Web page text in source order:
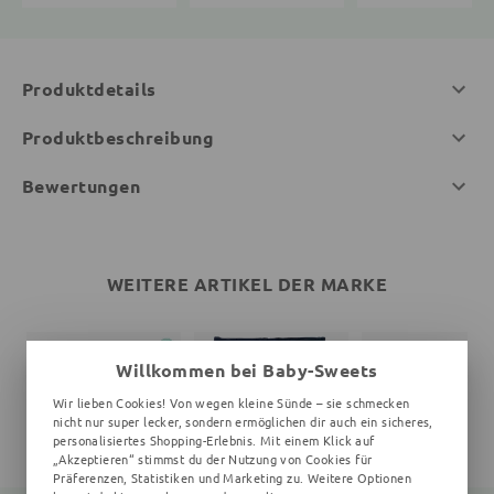
Produktdetails
Produktbeschreibung
Bewertungen
WEITERE ARTIKEL DER MARKE
Willkommen bei Baby-Sweets
Wir lieben Cookies! Von wegen kleine Sünde – sie schmecken
nicht nur super lecker, sondern ermöglichen dir auch ein sicheres,
personalisiertes Shopping-Erlebnis. Mit einem Klick auf
„Akzeptieren“ stimmst du der Nutzung von Cookies für
Präferenzen, Statistiken und Marketing zu. Weitere Optionen